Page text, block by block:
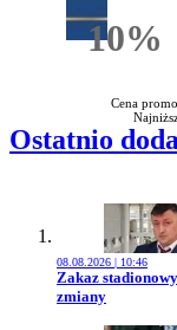
10%
Cena
Ostatnio
08.08.2026 | 10:46
Przejdź do
Zakaz
zmiany